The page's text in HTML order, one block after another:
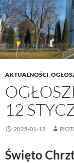
AKTUALNOŚCI,
12
2025-01-12
Święto